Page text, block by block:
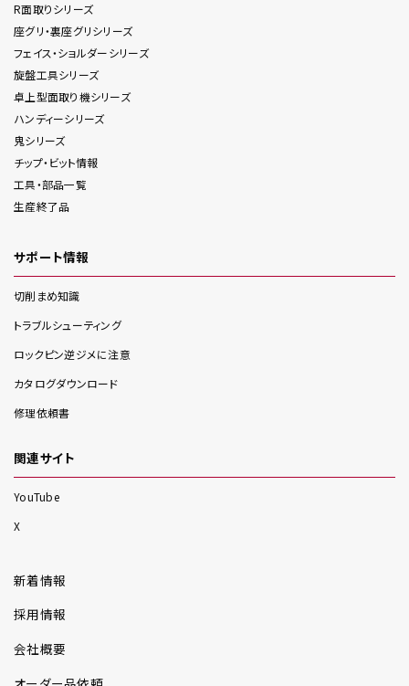
R面取りシリーズ
座グリ・裏座グリシリーズ
フェイス・ショルダーシリーズ
旋盤工具シリーズ
卓上型面取り機シリーズ
ハンディーシリーズ
鬼シリーズ
チップ・ビット情報
工具・部品一覧
生産終了品
サポート情報
切削まめ知識
トラブルシューティング
ロックピン逆ジメに注意
カタログダウンロード
修理依頼書
関連サイト
YouTube
X
新着情報
採用情報
会社概要